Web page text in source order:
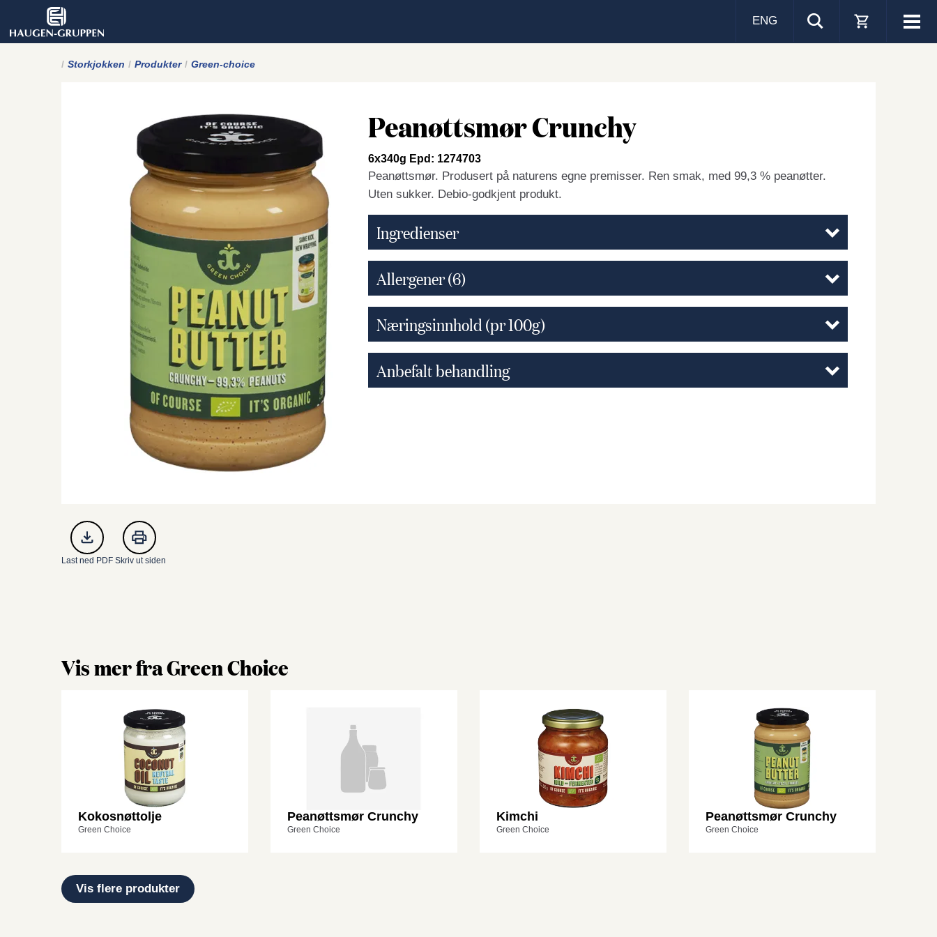
Visa
ENG
Storkjokken Produkter Green-choice
Peanøttsmør Crunchy
6x340g Epd: 1274703
Peanøttsmør. Produsert på naturens egne premisser. Ren smak, med 99,3 % peanøtter.
Uten sukker. Debio-godkjent produkt.
Ingredienser
Allergener(6)
Næringsinnhold (pr 100g)
Anbefalt behandling
Last ned PDF Skriv ut siden
Vis mer fra Green Choice
Kokosnøttolje
Green Choice
Peanøttsmør Crunchy
Green Choice
Kimchi
Green Choice
Peanøttsmør Crunchy
Green Choice
Vis flere produkter